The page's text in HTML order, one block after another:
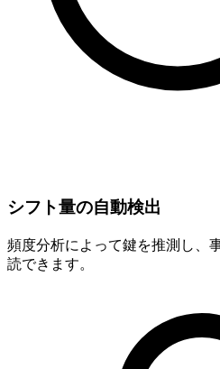
シフト量の自動検出
頻度分析によって鍵を推測し、
読できます。